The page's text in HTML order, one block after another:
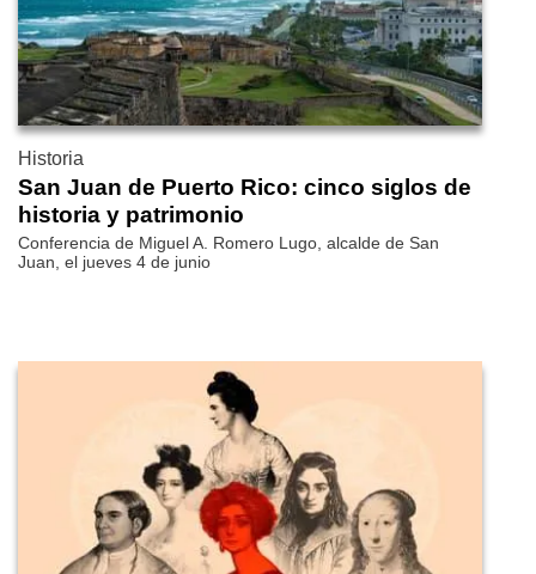
Historia
San Juan de Puerto Rico: cinco siglos de
historia y patrimonio
Conferencia de Miguel A. Romero Lugo, alcalde de San
Juan, el jueves 4 de junio